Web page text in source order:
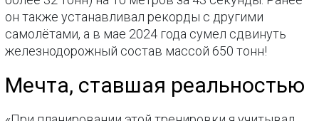
он также устанавливал рекорды с другими
самолётами, а в мае 2024 года сумел сдвинуть
железнодорожный состав массой 650 тонн!
Мечта, ставшая реальностью